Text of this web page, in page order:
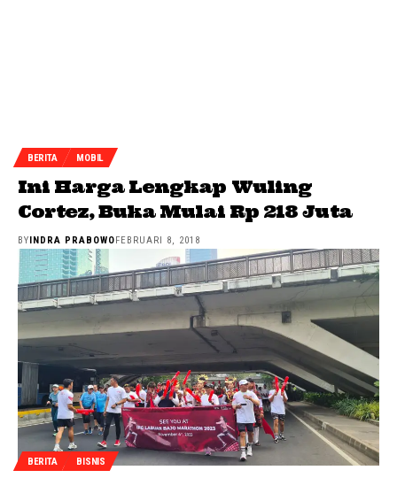
BERITA MOBIL
Ini Harga Lengkap Wuling
Cortez, Buka Mulai Rp 218 Juta
BY INDRA PRABOWO FEBRUARI 8, 2018
BERITA BISNIS